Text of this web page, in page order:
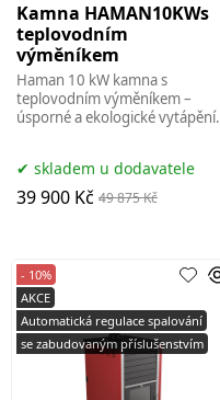
Kamna HAMAN10KWs
teplovodním
výměníkem
Haman 10 kW kamna s
teplovodním výměníkem –
úsporné a ekologické vytápění.
domu.ecokamna,brno
skladem u dodavatele
39 900 Kč 49 875 Kč
- 10%
AKCE
Automatická regulace spalování
se zabudovaným příslušenstvím